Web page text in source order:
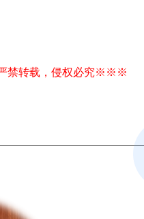
禁转载，侵权必究※※※